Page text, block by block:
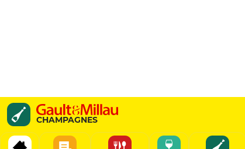
CHAMPAGNES
Alexandrine
Marie Copinet